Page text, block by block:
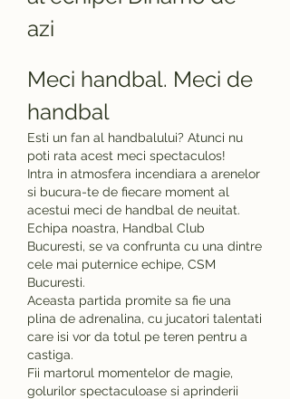
azi
Meci handbal. Meci de
handbal
Esti un fan al handbalului? Atunci nu
poti rata acest meci spectaculos!
Intra in atmosfera incendiara a arenelor
si bucura-te de fiecare moment al
acestui meci de handbal de neuitat.
Echipa noastra, Handbal Club
Bucuresti, se va confrunta cu una dintre
cele mai puternice echipe, CSM
Bucuresti.
Aceasta partida promite sa fie una
plina de adrenalina, cu jucatori talentati
care isi vor da totul pe teren pentru a
castiga.
Fii martorul momentelor de magie,
golurilor spectaculoase si aprinderii